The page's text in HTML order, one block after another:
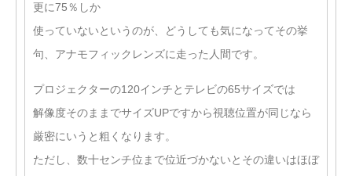
更に75％しか
使っていないというのが、どうしても気になってその挙
句、アナモフィックレンズに走った人間です。
プロジェクターの120インチとテレビの65サイズでは
解像度そのままでサイズUPですから視聴位置が同じなら
厳密にいうと粗くなります。
ただし、数十センチ位まで位近づかないとその違いはほぼ